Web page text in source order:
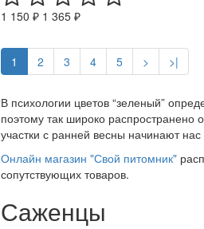
1 150 ₽ 1 365 ₽
1 2 3 4 5 > >|
В психологии цветов “зеленый”
поэтому так широко
участки с ранней весны начинают
Онлайн магазин "Свой питомник"
сопутствующих товаров.
Саженцы